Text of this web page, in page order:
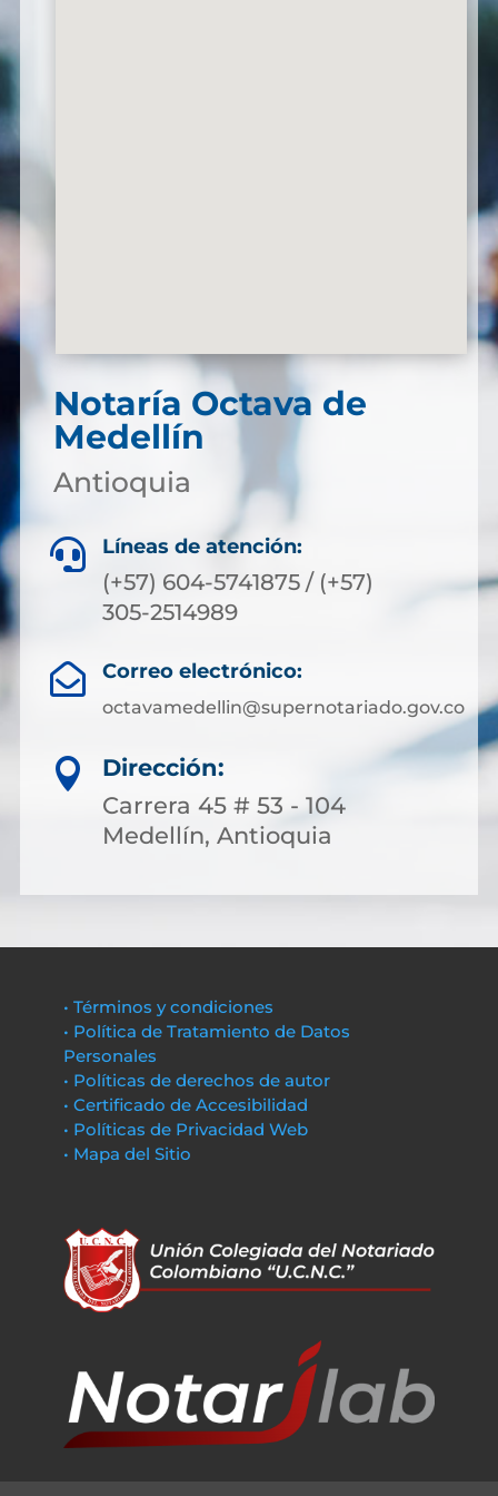
Notaría Octava de
Medellín
Antioquia
 Líneas de atención:
(+57) 604-5741875 / (+57)
305-2514989
 Correo electrónico:
octavamedellin@supernotariado.gov.co

Dirección:
Carrera 45 # 53 - 104
Medellín, Antioquia
• Términos y condiciones
• Política de Tratamiento de Datos
Personales
• Políticas de derechos de autor
• Certificado de Accesibilidad
• Políticas de Privacidad Web
• Mapa del Sitio